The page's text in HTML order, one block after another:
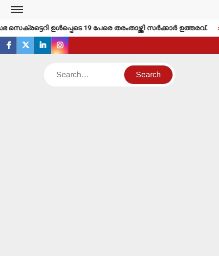
Skip
content
ഉള്‍പ്പെടെ 19 പേരെ തരംതാഴ്ത്തി സര്‍ക്കാര്‍ ഉത്തരവ്.
facebook
twitterlinkedininstagram
Search